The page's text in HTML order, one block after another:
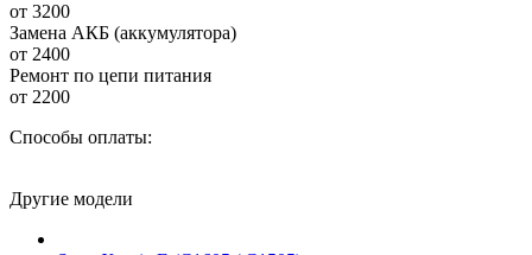
от 3200
Замена АКБ (аккумулятора)
от 2400
Ремонт по цепи питания
от 2200
Способы оплаты:
Другие модели